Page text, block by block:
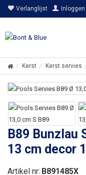
Verlanglijst Inloggen
Kerst Kerst servies
B89 Bunzlau
13 cm decor
Artikel nr: B891485X